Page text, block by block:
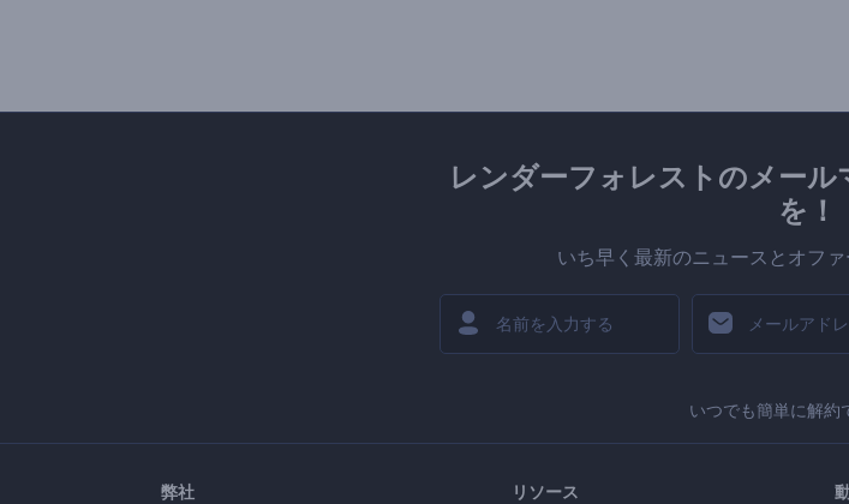
レンダーフォレストのメー
を！
いち早く最新のニュースとオファ
いつでも簡単に解約
弊社 リソース